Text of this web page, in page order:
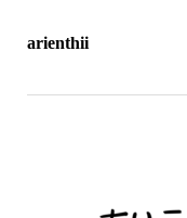
arienthii